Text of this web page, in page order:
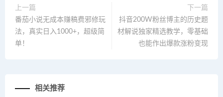
上一篇
番茄小说无成本赚稿费邪修玩
法，真实日入1000+，超级简
单！
下一篇
抖音200W粉丝博主的历史题
材解说独家精选教学，零基础
也能作出爆款涨粉变现
相关推荐